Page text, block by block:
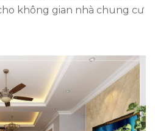
không gian nhà chung cư